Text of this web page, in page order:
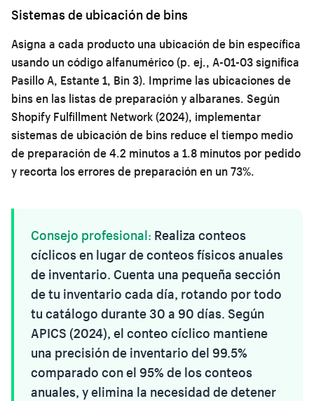
Sistemas de ubicación de bins
Asigna a cada producto una ubicación de bin específica
usando un código alfanumérico (p. ej., A-01-03 significa
Pasillo A, Estante 1, Bin 3). Imprime las ubicaciones de
bins en las listas de preparación y albaranes. Según
Shopify Fulfillment Network (2024), implementar
sistemas de ubicación de bins reduce el tiempo medio
de preparación de 4.2 minutos a 1.8 minutos por pedido
y recorta los errores de preparación en un 73%.
Consejo profesional: Realiza conteos
cíclicos en lugar de conteos físicos anuales
de inventario. Cuenta una pequeña sección
de tu inventario cada día, rotando por todo
tu catálogo durante 30 a 90 días. Según
APICS (2024), el conteo cíclico mantiene
una precisión de inventario del 99.5%
comparado con el 95% de los conteos
anuales, y elimina la necesidad de detener